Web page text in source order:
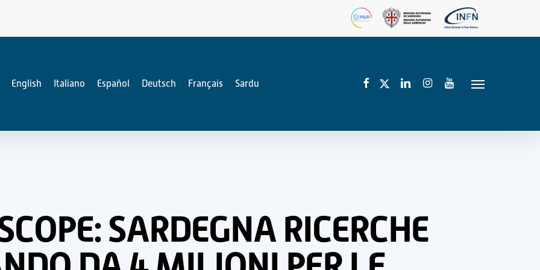
English
Italiano Español Deutsch Français Sardu facebooktwitterlinkedininstagramyoutubeMenu
SARDEGNA RICERCHE